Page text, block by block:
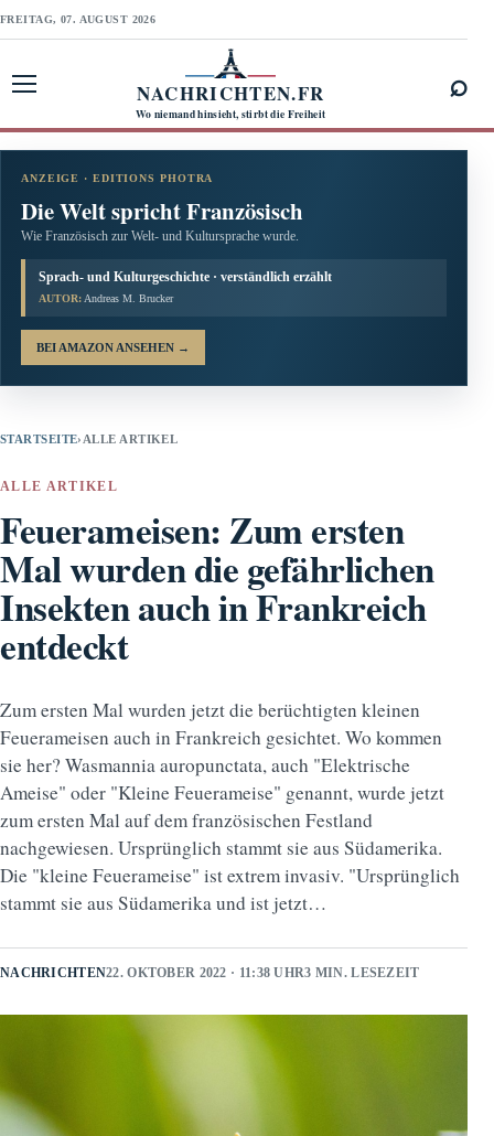
FREITAG, 07. AUGUST 2026
NACHRICHTEN.FR
Wo niemand hinsieht, stirbt die Freiheit
⌕
ANZEIGE · EDITIONS PHOTRA
Die Welt spricht Französisch
Wie Französisch zur Welt- und Kultursprache wurde.
Sprach- und Kulturgeschichte · verständlich erzählt
AUTOR: Andreas M. Brucker
BEI AMAZON ANSEHEN →
STARTSEITE› ALLE ARTIKEL
ALLE ARTIKEL
Feuerameisen: Zum ersten
Mal wurden die gefährlichen
Insekten auch in Frankreich
entdeckt
Zum ersten Mal wurden jetzt die berüchtigten kleinen
Feuerameisen auch in Frankreich gesichtet. Wo kommen
sie her? Wasmannia auropunctata, auch "Elektrische
Ameise" oder "Kleine Feuerameise" genannt, wurde jetzt
zum ersten Mal auf dem französischen Festland
nachgewiesen. Ursprünglich stammt sie aus Südamerika.
Die "kleine Feuerameise" ist extrem invasiv. "Ursprünglich
stammt sie aus Südamerika und ist jetzt…
NACHRICHTEN22. OKTOBER 2022 · 11:38 UHR3 MIN. LESEZEIT